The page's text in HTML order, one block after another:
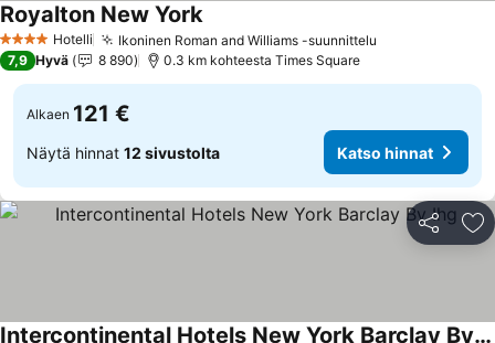
4 Tähtiluokitus
Hotelli Ikoninen Roman and Williams -suunnittelu
Royalton New YorkKatso hinnat
7,9 Hyvä 8 890 0.3 km kohteesta Times Square
Alkaen 121 €
Näytä hinnat 12 sivustolta Katso hinnat
Jaa
Intercontinental Hotels New York Barclay By Ihg